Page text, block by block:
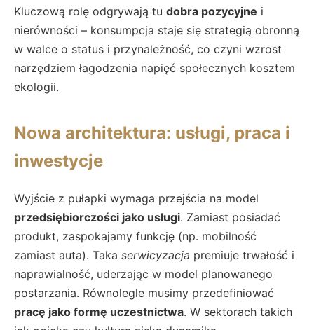
Kluczową rolę odgrywają tu dobra pozycyjne i
nierówności – konsumpcja staje się strategią obronną
w walce o status i przynależność, co czyni wzrost
narzędziem łagodzenia napięć społecznych kosztem
ekologii.
Nowa architektura: usługi, praca i
inwestycje
Wyjście z pułapki wymaga przejścia na model
przedsiębiorczości jako usługi. Zamiast posiadać
produkt, zaspokajamy funkcję (np. mobilność
zamiast auta). Taka serwicyzacja premiuje trwałość i
naprawialność, uderzając w model planowanego
postarzania. Równolegle musimy przedefiniować
pracę jako formę uczestnictwa. W sektorach takich